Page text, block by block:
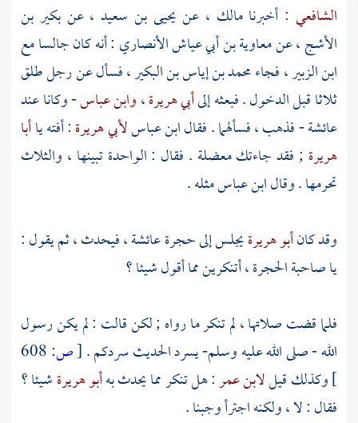
الشافعي : أخبرنامالك ، عن يحيى بن سعيد ، عنبكير بن
الأشج، عنمعاوية بن أبي عياش الأنصاري : أنه كان جالسا مع
ابن الزبير، فجاءمحمد بن إياس بن البكير، فسأل عن رجل طلق
ثلاثا قبل الدخول . فبعثه إلىأبي هريرة،وابن عباس- وكانا عند
عائشة- فذهب ، فسألهما . فقالابن عباسلأبي هريرة: أفته ياأبا
هريرة ; فقد جاءتك معضلة . فقال : الواحدة تبينها ، والثلاث
تحرمها . وقالابن عباسمثله .
وقد كانأبو هريرةيجلس إلى حجرةعائشة، فيحدث ، ثم يقول :
يا صاحبة الحجرة ، أتنكرين مما أقول شيئا ؟
فلما قضت صلاتها ، لم تنكر ما رواه ; لكن قالت : لم يكن رسول
الله - صلى الله عليه وسلم- يسرد الحديث سردكم .[ص:608
]وكذلك قيللابن عمر: هل تنكر مما يحدث بهأبو هريرةشيئا ؟
فقال : لا ، ولكنه اجترأ وجبنا .